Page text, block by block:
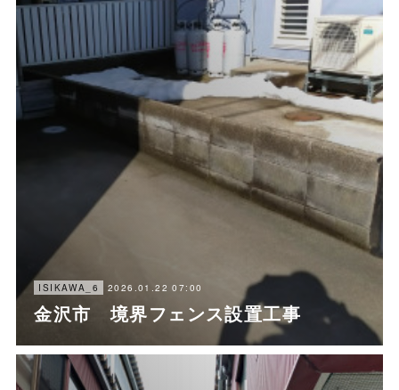
ISIKAWA_6 2026.01.22 07:00
金沢市 境界フェンス設置工事